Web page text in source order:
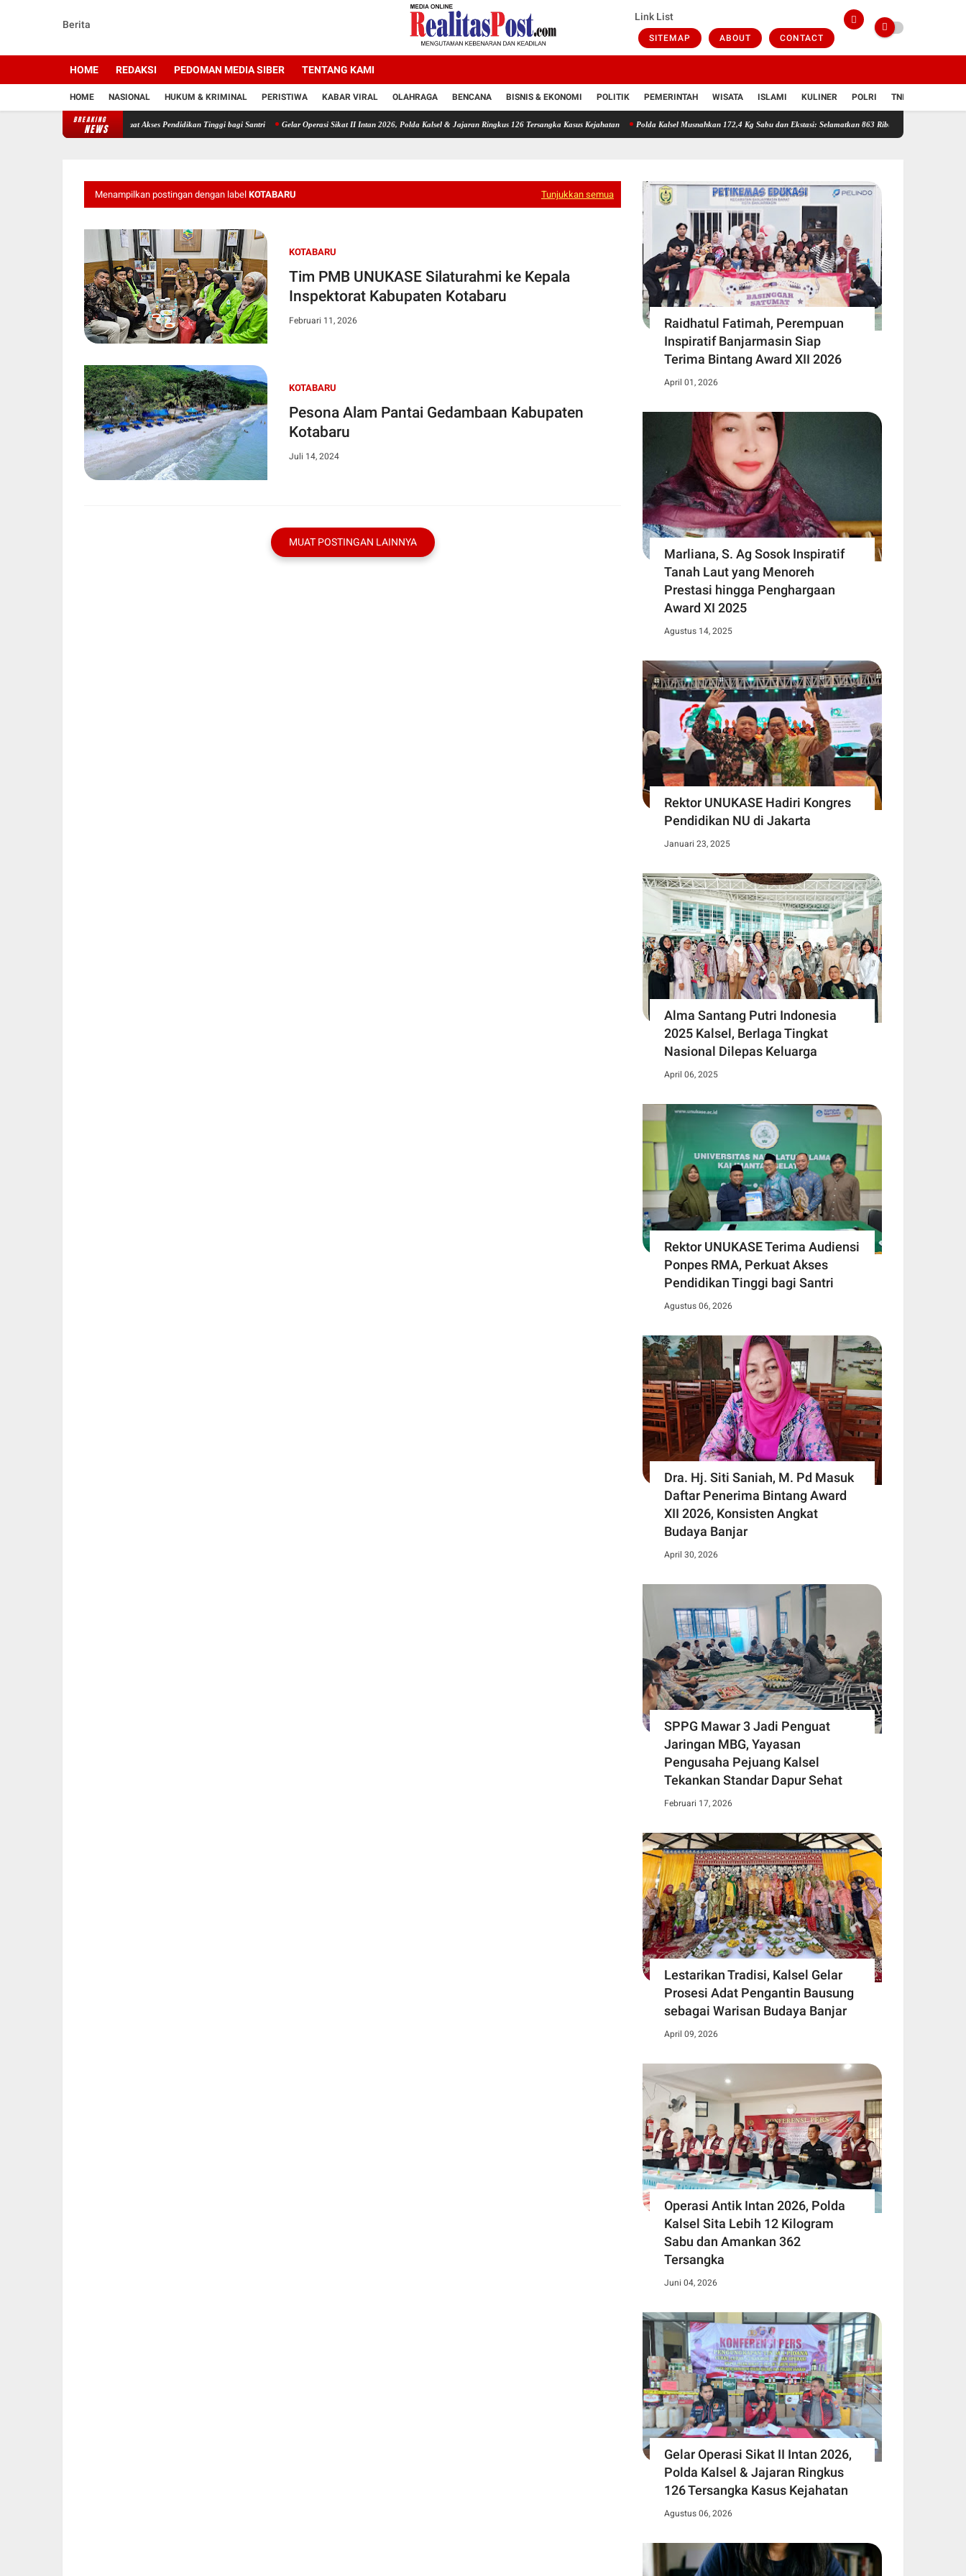
Berita
Link List
SITEMAP ABOUT CONTACT
HOME REDAKSI PEDOMAN MEDIA SIBER TENTANG KAMI
HOME NASIONAL HUKUM & KRIMINAL PERISTIWA KABAR VIRAL OLAHRAGA BENCANA BISNIS & EKONOMI POLITIK PEMERINTAH WISATA ISLAMI KULINER POLRI TNI
BREAKING
NEWS
Ponpes RMA, Perkuat Akses Pendidikan Tinggi bagi Santri Gelar Operasi Sikat II Intan 2026, Polda Kalsel & Jajaran Ringkus 126 Tersangka Kasus Kejahatan Polda Kalsel Musnahkan 172,4 Kg Sabu dan Ekstasi: Selamatkan 863 Ribu Jiwa dan Hemat Biaya Rehab Rp.
Menampilkan postingan dengan label KOTABARU Tunjukkan semua
KOTABARU
Tim PMB UNUKASE Silaturahmi ke Kepala
Inspektorat Kabupaten Kotabaru
Februari 11, 2026
KOTABARU
Pesona Alam Pantai Gedambaan Kabupaten
Kotabaru
Juli 14, 2024
MUAT POSTINGAN LAINNYA
Raidhatul Fatimah, Perempuan
Inspiratif Banjarmasin Siap
Terima Bintang Award XII 2026
April 01, 2026
Marliana, S. Ag Sosok Inspiratif
Tanah Laut yang Menoreh
Prestasi hingga Penghargaan
Award XI 2025
Agustus 14, 2025
Rektor UNUKASE Hadiri Kongres
Pendidikan NU di Jakarta
Januari 23, 2025
Alma Santang Putri Indonesia
2025 Kalsel, Berlaga Tingkat
Nasional Dilepas Keluarga
April 06, 2025
Rektor UNUKASE Terima Audiensi
Ponpes RMA, Perkuat Akses
Pendidikan Tinggi bagi Santri
Agustus 06, 2026
Dra. Hj. Siti Saniah, M. Pd Masuk
Daftar Penerima Bintang Award
XII 2026, Konsisten Angkat
Budaya Banjar
April 30, 2026
SPPG Mawar 3 Jadi Penguat
Jaringan MBG, Yayasan
Pengusaha Pejuang Kalsel
Tekankan Standar Dapur Sehat
Februari 17, 2026
Lestarikan Tradisi, Kalsel Gelar
Prosesi Adat Pengantin Bausung
sebagai Warisan Budaya Banjar
April 09, 2026
Operasi Antik Intan 2026, Polda
Kalsel Sita Lebih 12 Kilogram
Sabu dan Amankan 362
Tersangka
Juni 04, 2026
Gelar Operasi Sikat II Intan 2026,
Polda Kalsel & Jajaran Ringkus
126 Tersangka Kasus Kejahatan
Agustus 06, 2026